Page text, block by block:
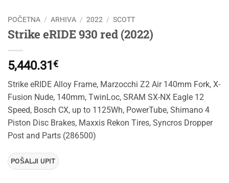
POČETNA / ARHIVA / 2022 / SCOTT
Strike eRIDE 930 red (2022)
5,440.31 €
Strike eRIDE Alloy Frame, Marzocchi Z2 Air 140mm Fork, X-
Fusion Nude, 140mm, TwinLoc, SRAM SX-NX Eagle 12
Speed, Bosch CX, up to 1125Wh, PowerTube, Shimano 4
Piston Disc Brakes, Maxxis Rekon Tires, Syncros Dropper
Post and Parts (286500)